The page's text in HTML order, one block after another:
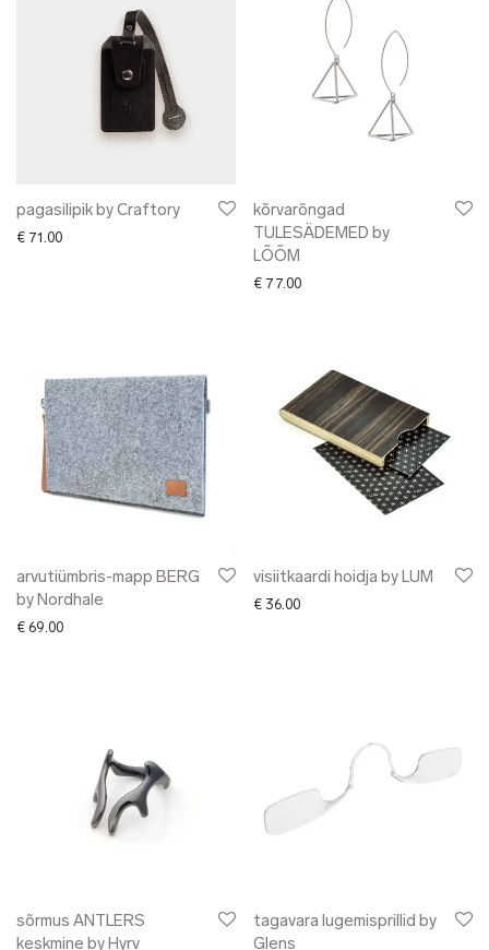
pagasilipik by Craftory
€ 71.00
kõrvarõngad
TULESÄDEMED by
LÕÕM
€ 77.00
arvutiümbris-mapp BERG
by Nordhale
€ 69.00
visiitkaardi hoidja by LUM
€ 36.00
sõrmus ANTLERS
keskmine by Hyrv
tagavara lugemisprillid by
Glens